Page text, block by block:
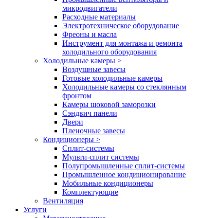
микродвигатели
Расходные материалы
Электротехническое оборудование
Фреоны и масла
Инструмент для монтажа и ремонта
холодильного оборудования
Холодильные камеры >
Воздушные завесы
Готовые холодильные камеры
Холодильные камеры со стеклянным
фронтом
Камеры шоковой заморозки
Сэндвич панели
Двери
Пленочные завесы
Кондиционеры >
Сплит-системы
Мульти-сплит системы
Полупромышленные сплит-системы
Промышленное кондиционирование
Мобильные кондиционеры
Комплектующие
Вентиляция
Услуги